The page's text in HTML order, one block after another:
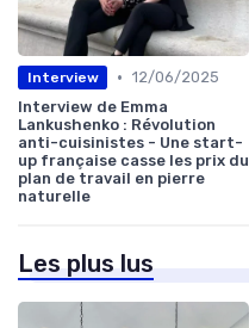
Interview • 12/06/2025
Interview de Emma
Lankushenko : Révolution
anti-cuisinistes - Une start-
up française casse les prix du
plan de travail en pierre
naturelle
Les plus lus